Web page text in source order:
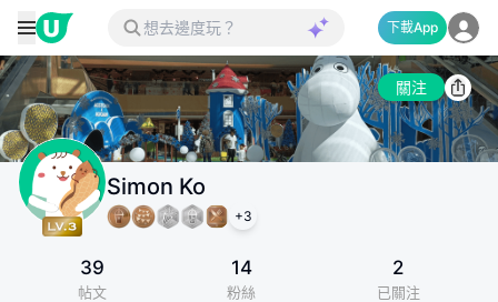
下載App
關注
Simon Ko
+3
39
帖文
14
粉絲
2
已關注